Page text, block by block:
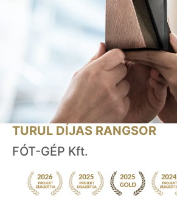
TURUL DÍJAS RANGSOR
FÓT-GÉP Kft.